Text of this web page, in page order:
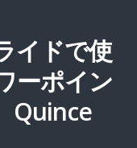
イドで使
ーポイン
Quince